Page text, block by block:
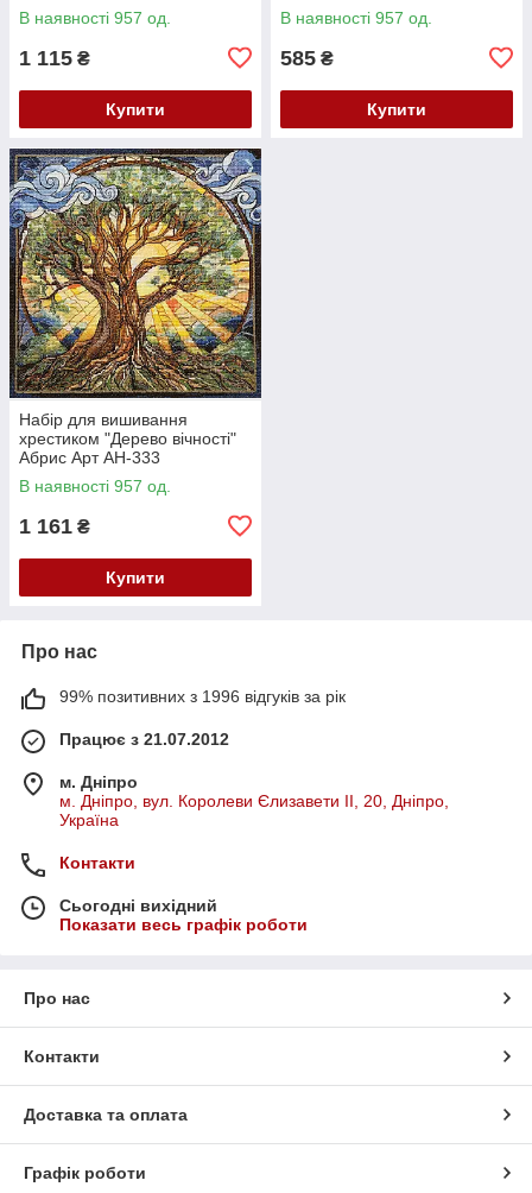
В наявності 957 од.
1 115 ₴
Купити
В наявності 957 од.
585 ₴
Купити
Набір для вишивання
хрестиком "Дерево вічності"
Абрис Арт AH-333
В наявності 957 од.
1 161 ₴
Купити
Про нас
99% позитивних з 1996 відгуків за рік
Працює з 21.07.2012
м. Дніпро
м. Дніпро, вул. Королеви Єлизавети ІІ, 20, Дніпро,
Україна
Контакти
Сьогодні вихідний
Показати весь графік роботи
Про нас
Контакти
Доставка та оплата
Графік роботи